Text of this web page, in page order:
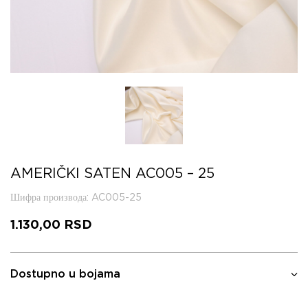
AMERIČKI SATEN AC005 – 25
Шифра производа: AC005-25
1.130,00 RSD
Dostupno u bojama